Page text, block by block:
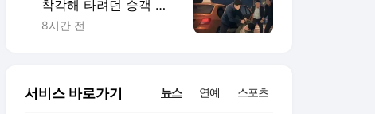
착각해 타려던 승객 폭
행 30대 징역형
8시간 전
서비스 바로가기 뉴스 연예 스포츠